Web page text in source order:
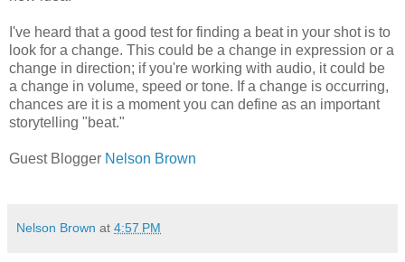
I've heard that a good test for finding a beat in your shot is to
look for a change. This could be a change in expression or a
change in direction; if you're working with audio, it could be
a change in volume, speed or tone. If a change is occurring,
chances are it is a moment you can define as an important
storytelling "beat."
Guest Blogger Nelson Brown
Nelson Brown at 4:57 PM